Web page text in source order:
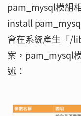
pam_mysql模組
install
會在系統產生「/
案，pam_mysql
述：